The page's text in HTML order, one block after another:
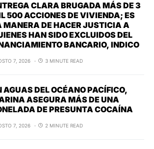
CLARA BRUGADA MÁS DE 3
500 ACCIONES DE VIVIENDA; ES
MANERA DE HACER JUSTICIA A
HAN SIDO EXCLUIDOS DEL
BANCARIO, INDICO
7, 2026 3 MINUTE READ
AGUAS DEL OCÉANO PACÍFICO,
ASEGURA MÁS DE UNA
DE PRESUNTA COCAÍNA
7, 2026 2 MINUTE READ